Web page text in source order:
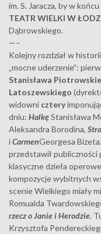
im. S. Jaracza, by w
TEATR WIELKI W
Dąbrowskiego.
—–
Kolejny rozdział w
„mocne uderzenie”:
Stanisława
Latoszewskiego
widowni cztery
dniu: HalkęStanisława
Aleksandra Borodina,
iCarmenGeorgesa
przedstawił publiczności
klasyczne dzieła
kompozycje wybitnych
scenie Wielkiego miały
Romualda
rzecz o Janie i Herodzie.
Krzysztofa